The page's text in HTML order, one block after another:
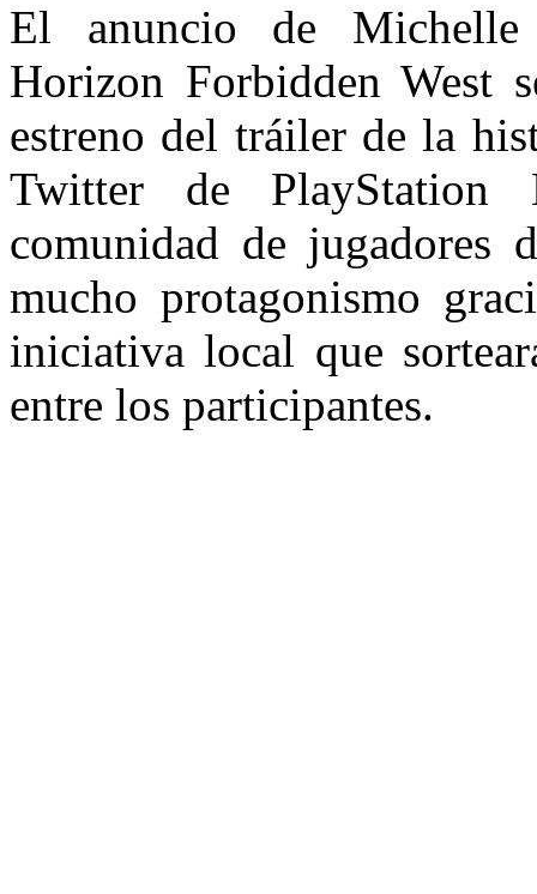
El anuncio de Michelle
Horizon Forbidden West
estreno del tráiler de la
Twitter de PlayStation
comunidad de jugadores
mucho protagonismo
iniciativa local que
entre los participantes.